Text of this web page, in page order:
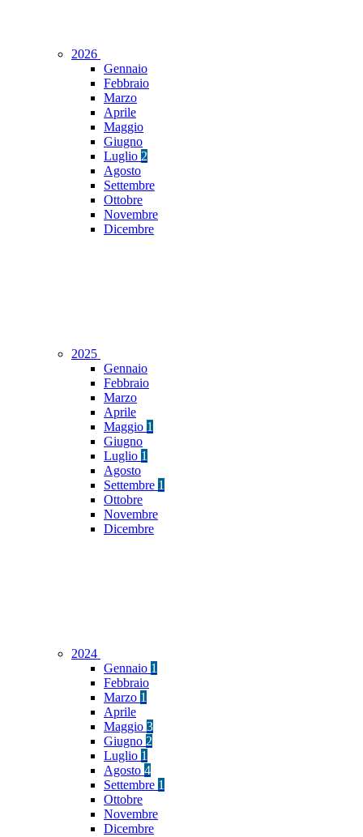
2026
Gennaio
Febbraio
Marzo
Aprile
Maggio
Giugno
Luglio 2
Agosto
Settembre
Ottobre
Novembre
Dicembre
2025
Gennaio
Febbraio
Marzo
Aprile
Maggio 1
Giugno
Luglio 1
Agosto
Settembre 1
Ottobre
Novembre
Dicembre
2024
Gennaio 1
Febbraio
Marzo 1
Aprile
Maggio 3
Giugno 2
Luglio 1
Agosto 4
Settembre 1
Ottobre
Novembre
Dicembre